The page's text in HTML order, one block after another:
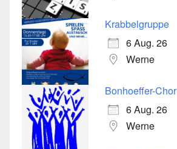
Krabbelgruppe
6 Aug. 26
Werne
Bonhoeffer-Chor
6 Aug. 26
Werne